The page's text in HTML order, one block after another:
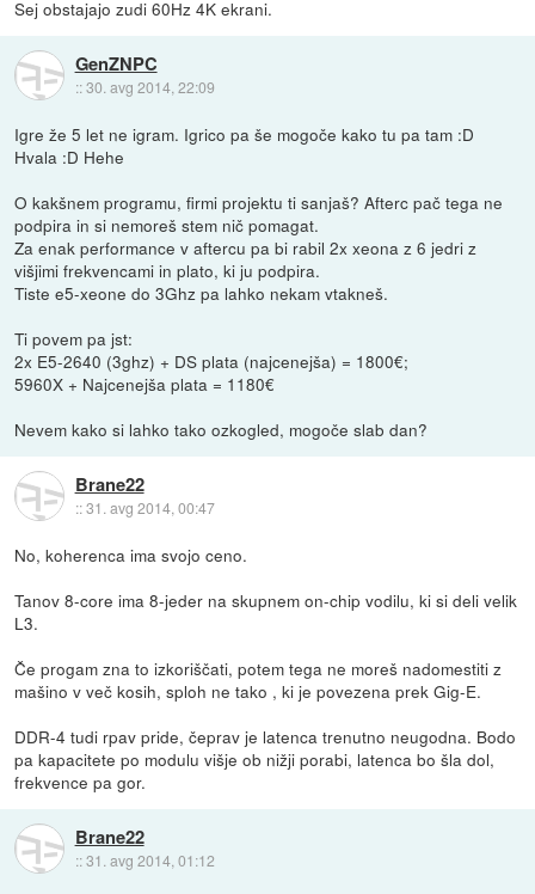
Sej obstajajo zudi 60Hz 4K ekrani.
GenZNPC
::30. avg 2014, 22:09
Igre že 5 let ne igram. Igrico pa še mogoče kako tu pa tam :D
Hvala :D Hehe
O kakšnem programu, firmi projektu ti sanjaš? Afterc pač tega ne
podpira in si nemoreš stem nič pomagat.
Za enak performance v aftercu pa bi rabil 2x xeona z 6 jedri z
višjimi frekvencami in plato, ki ju podpira.
Tiste e5-xeone do 3Ghz pa lahko nekam vtakneš.
Ti povem pa jst:
2x E5-2640 (3ghz) + DS plata (najcenejša) = 1800€;
5960X + Najcenejša plata = 1180€
Nevem kako si lahko tako ozkogled, mogoče slab dan?
Brane22
::31. avg 2014, 00:47
No, koherenca ima svojo ceno.
Tanov 8-core ima 8-jeder na skupnem on-chip vodilu, ki si deli velik
L3.
Če progam zna to izkoriščati, potem tega ne moreš nadomestiti z
mašino v več kosih, sploh ne tako , ki je povezena prek Gig-E.
DDR-4 tudi rpav pride, čeprav je latenca trenutno neugodna. Bodo
pa kapacitete po modulu višje ob nižji porabi, latenca bo šla dol,
frekvence pa gor.
Brane22
::31. avg 2014, 01:12